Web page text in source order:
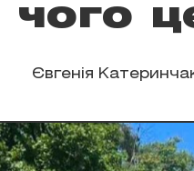
чого
Євгенія